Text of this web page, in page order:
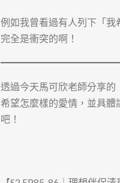
例如我曾看過有人列下「
完全是衝突的啊！
透過今天馬可欣老師分享的
希望怎麼樣的愛情，並具
吧！